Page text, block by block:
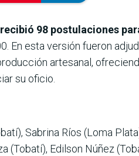
98 postulaciones
En esta versión fueron
artesanal,
su oficio.
Sabrina Ríos (Loma
(Tobatí), Edilson Núñez